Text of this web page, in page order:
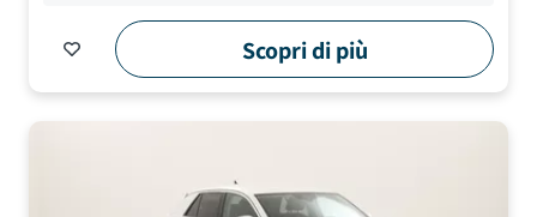
Scopri di più